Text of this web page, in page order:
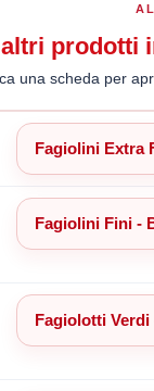
prodotti
una scheda per
Fagiolini Extra
Fagiolini Fini -
Fagiolotti